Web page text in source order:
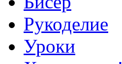
Рукоделие
Уроки